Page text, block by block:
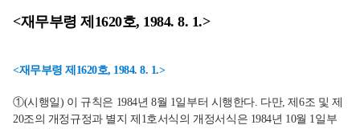
<재무부령 제1620호, 1984. 8. 1.>
<재무부령 제1620호, 1984. 8. 1.>
①(시행일) 이 규칙은 1984년 8월 1일부터 시행한다. 다만, 제6조 및 제
20조의 개정규정과 별지 제1호서식의 개정서식은 1984년 10월 1일부